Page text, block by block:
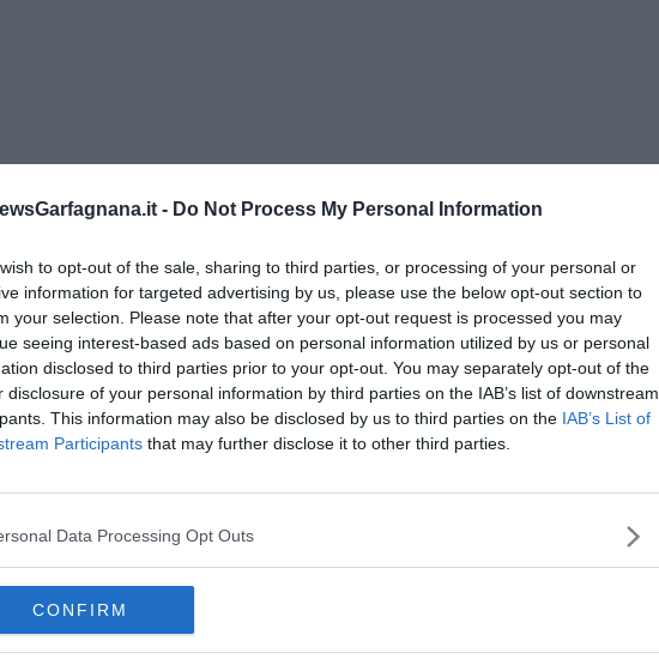
- Do Not Process My Personal Information
to opt-out of the sale, sharing to third parties, or processing of your personal or
information for targeted advertising by us, please use the below opt-out section to
your selection. Please note that after your opt-out request is processed you may
seeing interest-based ads based on personal information utilized by us or personal
disclosed to third parties prior to your opt-out. You may separately opt-out of the
disclosure of your personal information by third parties on the IAB’s list of downstream
This information may also be disclosed by us to third parties on the IAB’s List of
Participants that may further disclose it to other third parties.
Data Processing Opt Outs
CONFIRM
Chi mette al centro la persona
nella lettura della storia
dell'andare
gentilezza
psicologica nella parola poetica